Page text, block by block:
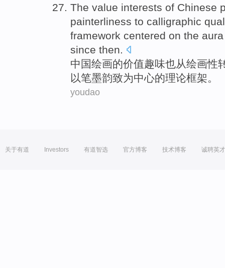
The value interests of Chinese
painterliness to calligraphic
framework centered on the
since then.
中国绘画的价值趣味也从绘画性
以笔墨韵致为中心的理论框架。
youdao
关于有道 Investors 有道智选 官方博客 技术博客 诚聘英才